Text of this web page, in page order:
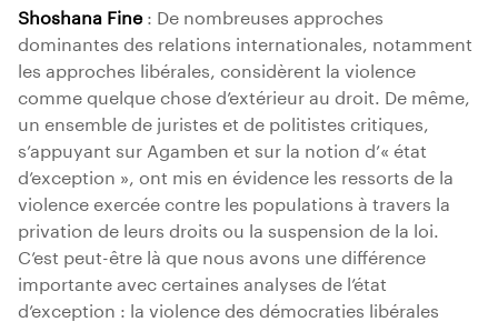
Shoshana Fine: De nombreuses approches
dominantes des relations internationales, notamment
les approches libérales, considèrent la violence
comme quelque chose d’extérieur au droit. De même,
un ensemble de juristes et de politistes critiques,
s’appuyant sur Agamben et sur la notion d’« état
d’exception », ont mis en évidence les ressorts de la
violence exercée contre les populations à travers la
privation de leurs droits ou la suspension de la loi.
C’est peut-être là que nous avons une différence
importante avec certaines analyses de l’état
d’exception : la violence des démocraties libérales